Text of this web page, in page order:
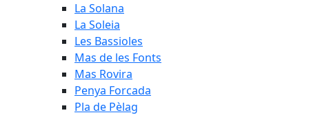
La Solana
La Soleia
Les Bassioles
Mas de les Fonts
Mas Rovira
Penya Forcada
Pla de Pèlag